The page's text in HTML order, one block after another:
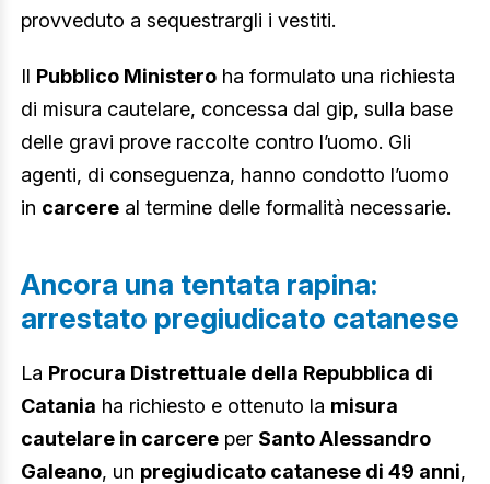
provveduto a sequestrargli i vestiti.
Il Pubblico Ministero ha formulato una richiesta
di misura cautelare, concessa dal gip, sulla base
delle gravi prove raccolte contro l’uomo. Gli
agenti, di conseguenza, hanno condotto l’uomo
in carcere al termine delle formalità necessarie.
Ancora una tentata rapina:
arrestato pregiudicato catanese
La Procura Distrettuale della Repubblica di
Catania ha richiesto e ottenuto la misura
cautelare in carcere per Santo Alessandro
Galeano, un pregiudicato catanese di 49 anni,